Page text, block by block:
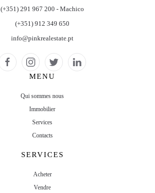
(+351) 291 967 200 - Machico
(+351) 912 349 650
info@pinkrealestate.pt
MENU
Qui sommes nous
Immobilier
Services
Contacts
SERVICES
Acheter
Vendre